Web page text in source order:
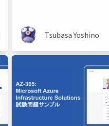
Tsubasa Yoshino